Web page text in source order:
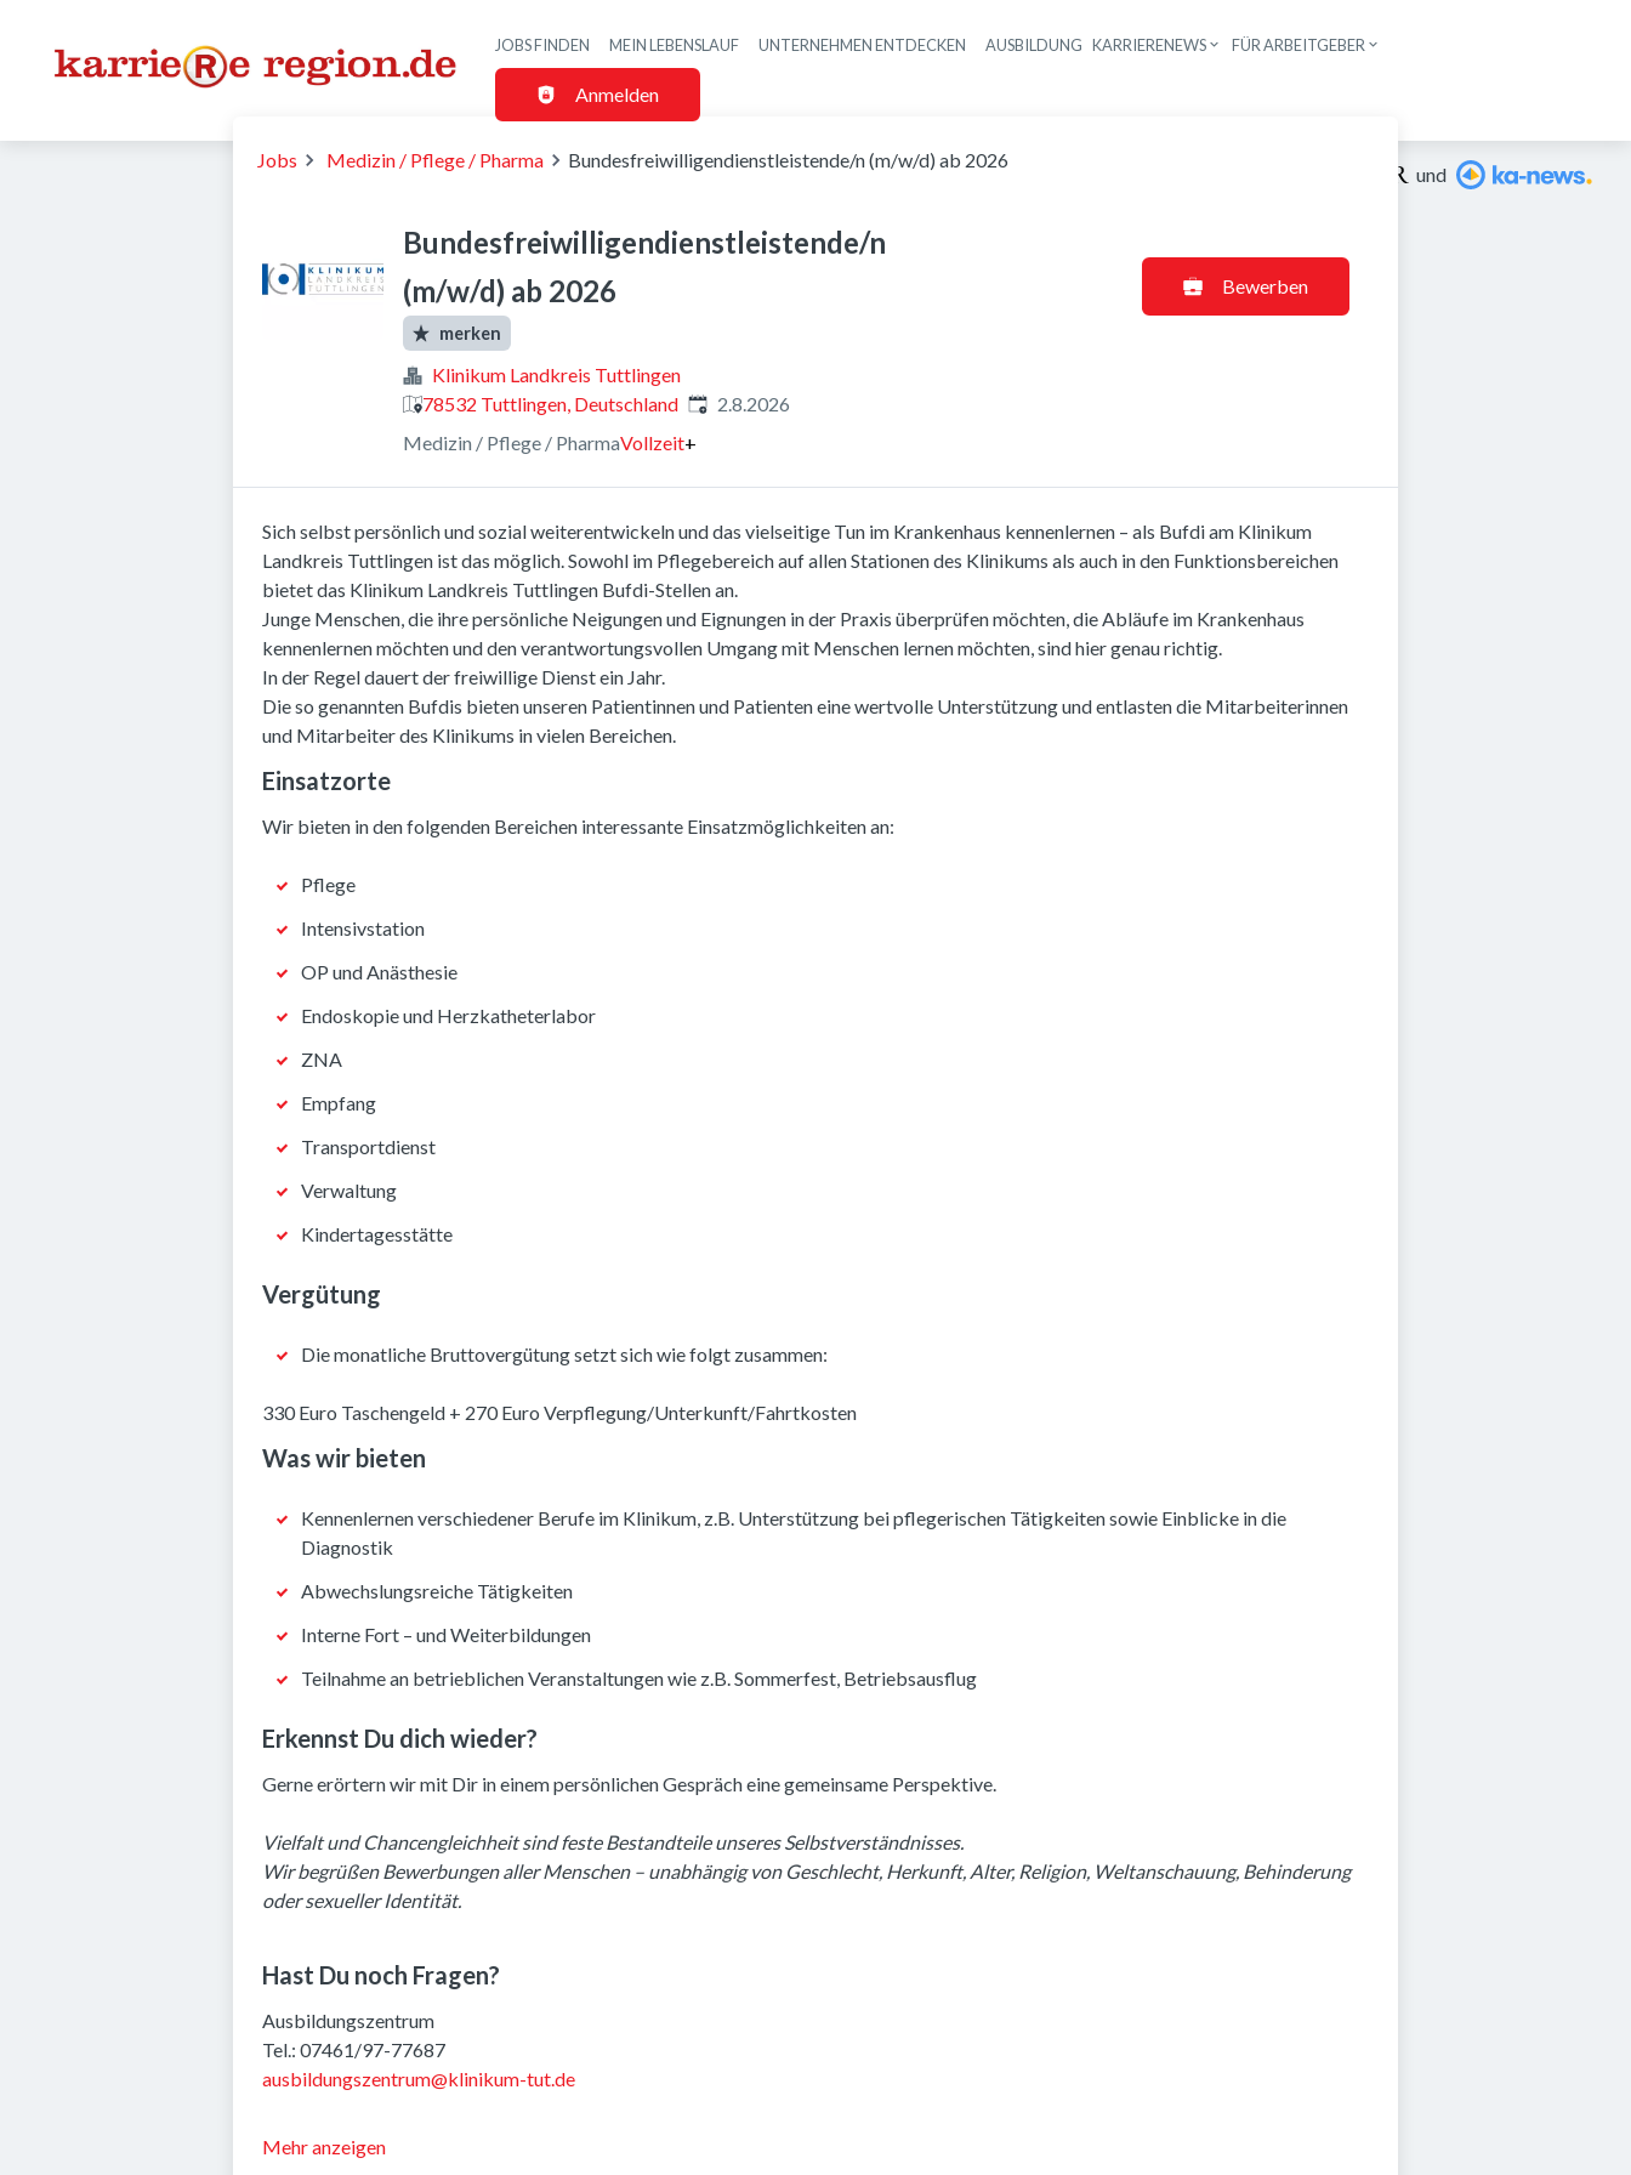
Haupt-Navigation
JOBS FINDEN MEIN LEBENSLAUF UNTERNEHMEN ENTDECKEN AUSBILDUNG KARRIERENEWS FÜR ARBEITGEBER
Anmelden
und
Jobs Medizin / Pflege / Pharma Bundesfreiwilligendienstleistende/n (m/w/d) ab 2026
Bundesfreiwilligendienstleistende/n
(m/w/d) ab 2026
merken
Klinikum Landkreis Tuttlingen
78532 Tuttlingen, Deutschland Veröffentlicht
2.8.2026
Medizin / Pflege / PharmaVollzeit+
Bewerben
Sich selbst persönlich und sozial weiterentwickeln und das vielseitige Tun im Krankenhaus kennenlernen – als Bufdi am Klinikum
Landkreis Tuttlingen ist das möglich. Sowohl im Pflegebereich auf allen Stationen des Klinikums als auch in den Funktionsbereichen
bietet das Klinikum Landkreis Tuttlingen Bufdi-Stellen an.
Junge Menschen, die ihre persönliche Neigungen und Eignungen in der Praxis überprüfen möchten, die Abläufe im Krankenhaus
kennenlernen möchten und den verantwortungsvollen Umgang mit Menschen lernen möchten, sind hier genau richtig.
In der Regel dauert der freiwillige Dienst ein Jahr.
Die so genannten Bufdis bieten unseren Patientinnen und Patienten eine wertvolle Unterstützung und entlasten die Mitarbeiterinnen
und Mitarbeiter des Klinikums in vielen Bereichen.
Einsatzorte
Wir bieten in den folgenden Bereichen interessante Einsatzmöglichkeiten an:
Pflege
Intensivstation
OP und Anästhesie
Endoskopie und Herzkatheterlabor
ZNA
Empfang
Transportdienst
Verwaltung
Kindertagesstätte
Vergütung
Die monatliche Bruttovergütung setzt sich wie folgt zusammen:
330 Euro Taschengeld + 270 Euro Verpflegung/Unterkunft/Fahrtkosten
Was wir bieten
Kennenlernen verschiedener Berufe im Klinikum, z.B. Unterstützung bei pflegerischen Tätigkeiten sowie Einblicke in die
Diagnostik
Abwechslungsreiche Tätigkeiten
Interne Fort – und Weiterbildungen
Teilnahme an betrieblichen Veranstaltungen wie z.B. Sommerfest, Betriebsausflug
Erkennst Du dich wieder?
Gerne erörtern wir mit Dir in einem persönlichen Gespräch eine gemeinsame Perspektive.
Vielfalt und Chancengleichheit sind feste Bestandteile unseres Selbstverständnisses.
Wir begrüßen Bewerbungen aller Menschen – unabhängig von Geschlecht, Herkunft, Alter, Religion, Weltanschauung, Behinderung
oder sexueller Identität.
Hast Du noch Fragen?
Ausbildungszentrum
Tel.: 07461/97-77687
ausbildungszentrum@klinikum-tut.de
Mehr anzeigen